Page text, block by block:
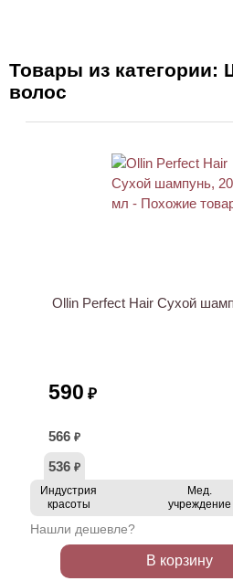
Товары из категории:
волос
Ollin Perfect Hair Сухой
590 ₽
566 ₽
536 ₽
Индустрия
красоты
Мед.
учреждение
Нашли дешевле?
В корзину